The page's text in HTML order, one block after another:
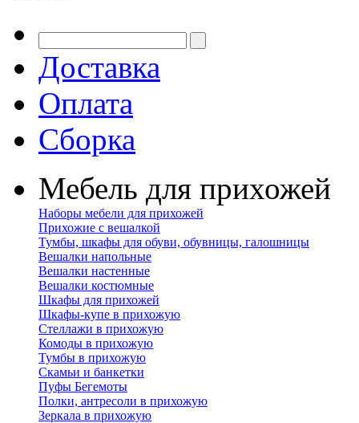
Доставка
Оплата
Сборка
Мебель для прихожей
Наборы мебели для прихожей
Прихожие с вешалкой
Тумбы, шкафы для обуви, обувницы, галошницы
Вешалки напольные
Вешалки настенные
Вешалки костюмные
Шкафы для прихожей
Шкафы-купе в прихожую
Стеллажи в прихожую
Комоды в прихожую
Тумбы в прихожую
Скамьи и банкетки
Пуфы Бегемоты
Полки, антресоли в прихожую
Зеркала в прихожую